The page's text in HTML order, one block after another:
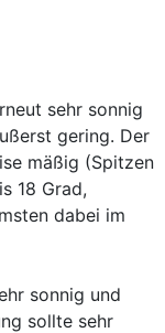
sehr sonnig
gering. Der
mäßig (Spitzen
18 Grad,
dabei im
sonnig und
sollte sehr